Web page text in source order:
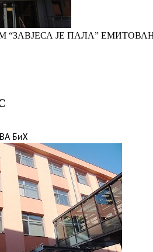
ЈЕ ПАЛА”
БиХ